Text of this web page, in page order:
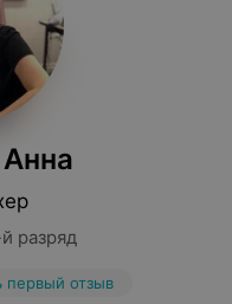
разряд
первый отзыв